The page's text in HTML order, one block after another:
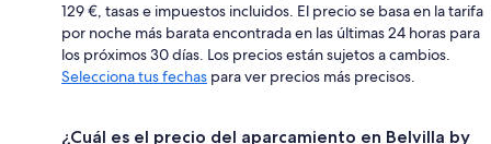
129 €, tasas e impuestos incluidos. El precio se basa en la tarifa
por noche más barata encontrada en las últimas 24 horas para
los próximos 30 días. Los precios están sujetos a cambios.
Selecciona tus fechas para ver precios más precisos.
¿Cuál es el precio del aparcamiento en Belvilla by